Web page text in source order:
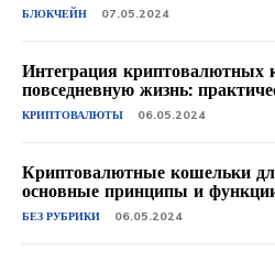
БЛОКЧЕЙН 07.05.2024
Интеграция криптовалютных
повседневную жизнь:
КРИПТОВАЛЮТЫ 06.05.2024
Криптовалютные кошельки
основные принципы и
БЕЗ РУБРИКИ 06.05.2024